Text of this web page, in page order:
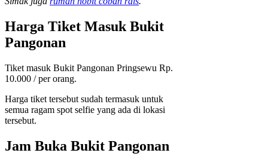
Harga Tiket Masuk Bukit
Pangonan
Tiket masuk Bukit Pangonan Pringsewu Rp.
10.000 / per orang.
Harga tiket tersebut sudah termasuk untuk
semua ragam spot selfie yang ada di lokasi
tersebut.
Jam Buka Bukit Pangonan